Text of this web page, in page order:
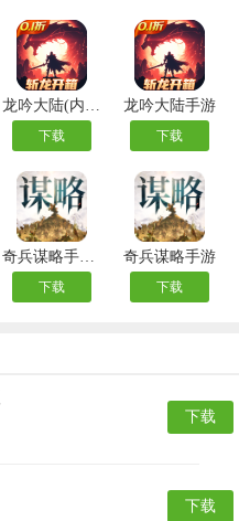
龙吟大陆(内置0.1折扣正版放置手游)
下载
龙吟大陆手游
下载
奇兵谋略手游官方版
下载
奇兵谋略手游
下载
下载
下载